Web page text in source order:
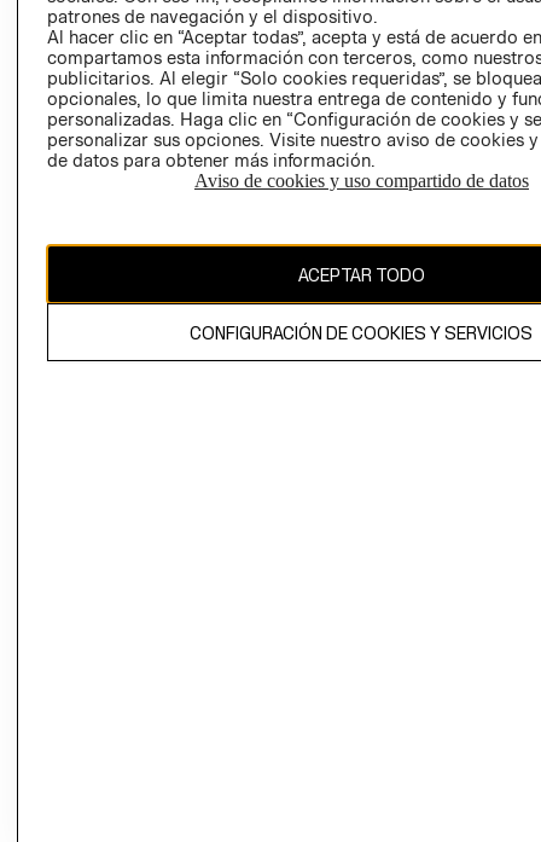
Uruguay ($U)
El contenido de esta página web está protegido por copyright y es
propiedad de H&M Hennes & Mauritz AB.
patrones de navegación y el dispositivo.
Al hacer clic en “Aceptar todas”, acepta y está de acuerdo
compartamos esta información con terceros, como
publicitarios. Al elegir “Solo cookies requeridas”, se
opcionales, lo que limita nuestra entrega de contenido y
personalizadas. Haga clic en “Configuración de cookies y
personalizar sus opciones. Visite nuestro aviso de cookies
de datos para obtener más información.
Aviso de cookies y uso compartido de datos
ACEPTAR TODO
CONFIGURACIÓN DE COOKIES Y SERVICIOS